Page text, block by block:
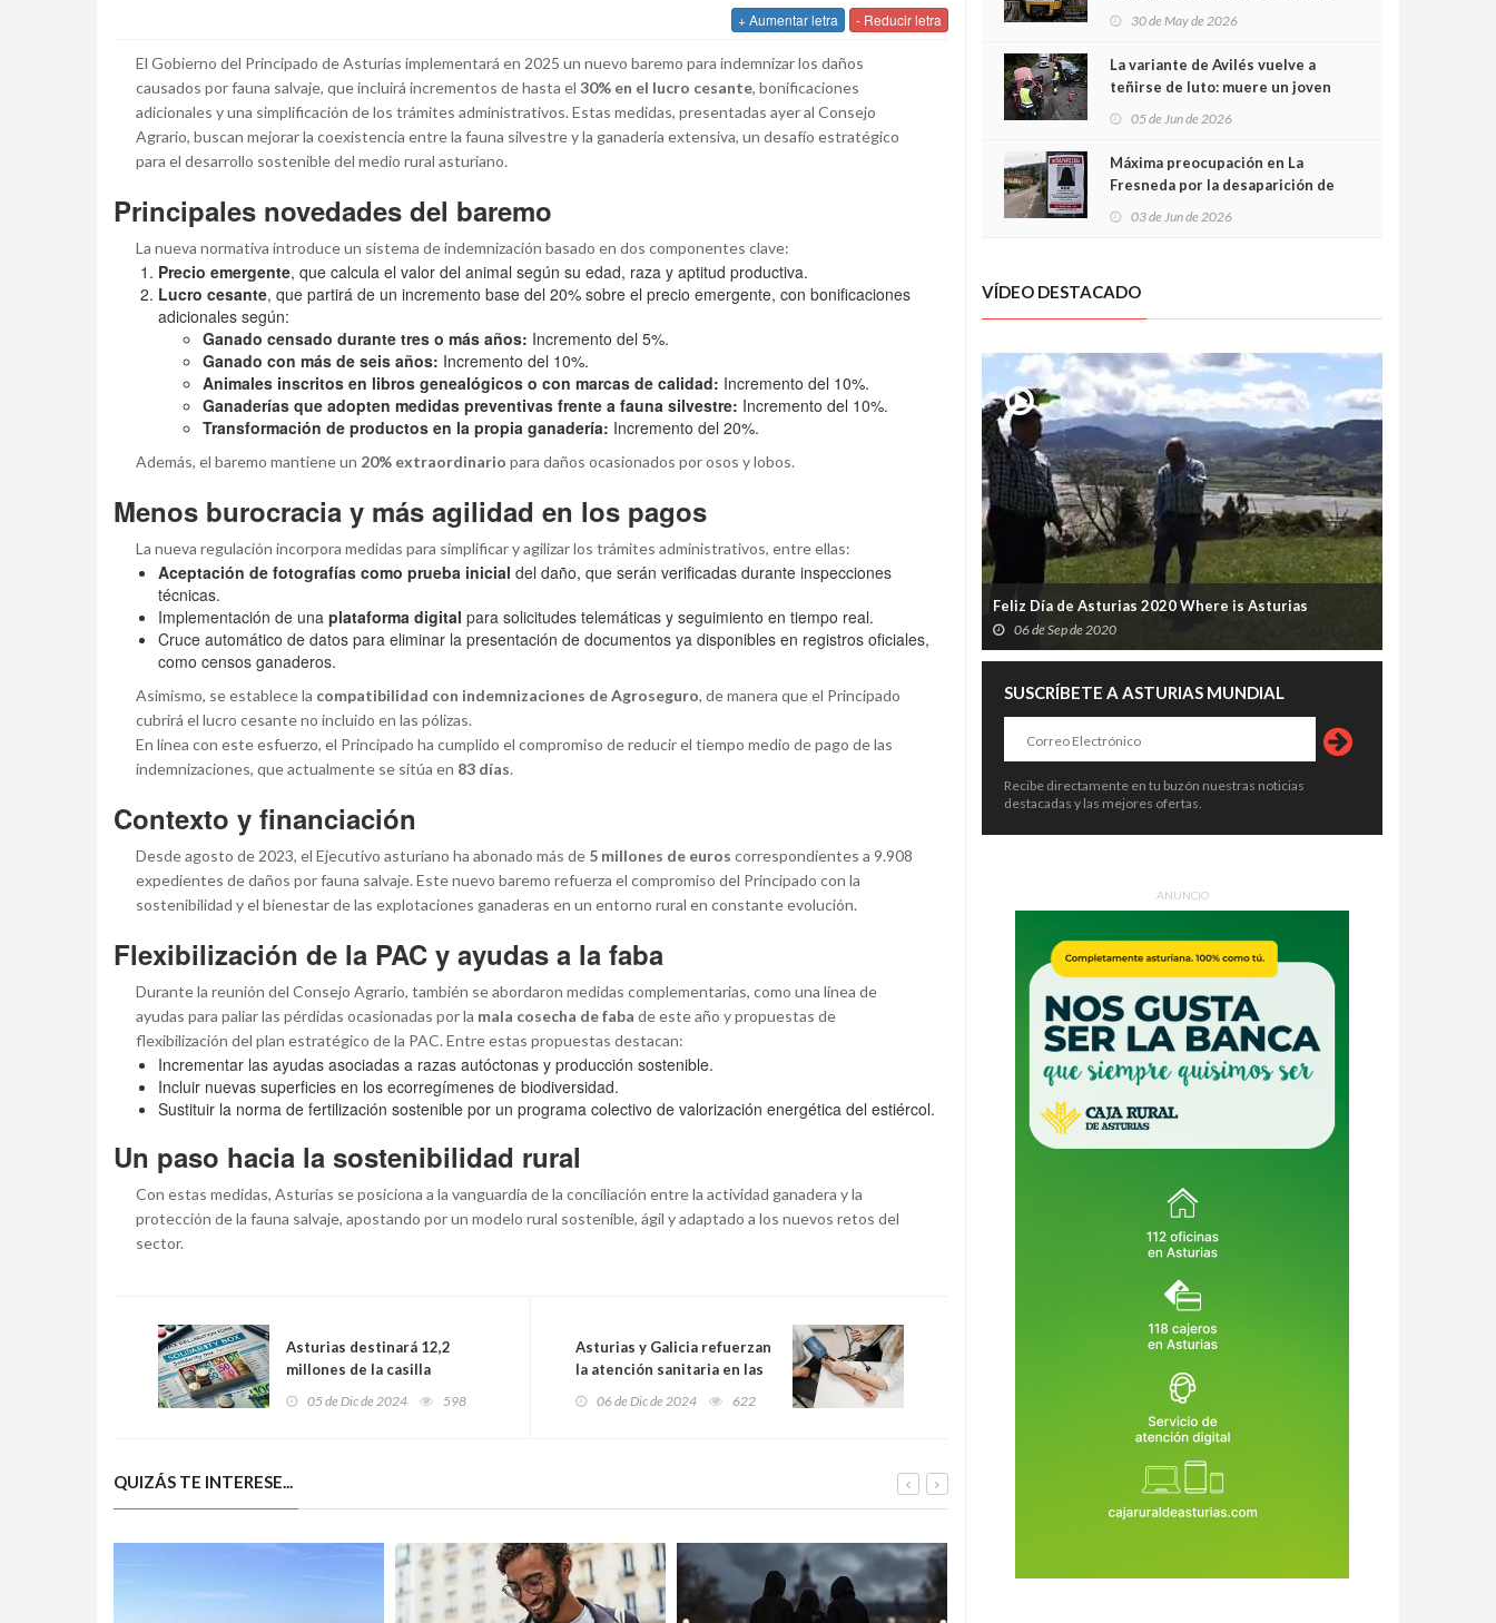
+ Aumentar letra - Reducir letra
El Gobierno del Principado de Asturias implementará en 2025 un nuevo baremo para indemnizar los daños
causados por fauna salvaje, que incluirá incrementos de hasta el 30% en el lucro cesante, bonificaciones
adicionales y una simplificación de los trámites administrativos. Estas medidas, presentadas ayer al Consejo
Agrario, buscan mejorar la coexistencia entre la fauna silvestre y la ganadería extensiva, un desafío estratégico
para el desarrollo sostenible del medio rural asturiano.
Principales novedades del baremo
La nueva normativa introduce un sistema de indemnización basado en dos componentes clave:
Precio emergente, que calcula el valor del animal según su edad, raza y aptitud productiva.
Lucro cesante, que partirá de un incremento base del 20% sobre el precio emergente, con bonificaciones
adicionales según:
Ganado censado durante tres o más años: Incremento del 5%.
Ganado con más de seis años: Incremento del 10%.
Animales inscritos en libros genealógicos o con marcas de calidad: Incremento del 10%.
Ganaderías que adopten medidas preventivas frente a fauna silvestre: Incremento del 10%.
Transformación de productos en la propia ganadería: Incremento del 20%.
Además, el baremo mantiene un 20% extraordinario para daños ocasionados por osos y lobos.
Menos burocracia y más agilidad en los pagos
La nueva regulación incorpora medidas para simplificar y agilizar los trámites administrativos, entre ellas:
Aceptación de fotografías como prueba inicial del daño, que serán verificadas durante inspecciones
técnicas.
Implementación de una plataforma digital para solicitudes telemáticas y seguimiento en tiempo real.
Cruce automático de datos para eliminar la presentación de documentos ya disponibles en registros oficiales,
como censos ganaderos.
Asimismo, se establece la compatibilidad con indemnizaciones de Agroseguro, de manera que el Principado
cubrirá el lucro cesante no incluido en las pólizas.
En línea con este esfuerzo, el Principado ha cumplido el compromiso de reducir el tiempo medio de pago de las
indemnizaciones, que actualmente se sitúa en 83 días.
Contexto y financiación
Desde agosto de 2023, el Ejecutivo asturiano ha abonado más de 5 millones de euros correspondientes a 9.908
expedientes de daños por fauna salvaje. Este nuevo baremo refuerza el compromiso del Principado con la
sostenibilidad y el bienestar de las explotaciones ganaderas en un entorno rural en constante evolución.
Flexibilización de la PAC y ayudas a la faba
Durante la reunión del Consejo Agrario, también se abordaron medidas complementarias, como una línea de
ayudas para paliar las pérdidas ocasionadas por la mala cosecha de faba de este año y propuestas de
flexibilización del plan estratégico de la PAC. Entre estas propuestas destacan:
Incrementar las ayudas asociadas a razas autóctonas y producción sostenible.
Incluir nuevas superficies en los ecorregímenes de biodiversidad.
Sustituir la norma de fertilización sostenible por un programa colectivo de valorización energética del estiércol.
Un paso hacia la sostenibilidad rural
Con estas medidas, Asturias se posiciona a la vanguardia de la conciliación entre la actividad ganadera y la
protección de la fauna salvaje, apostando por un modelo rural sostenible, ágil y adaptado a los nuevos retos del
sector.
Asturias destinará 12,2
millones de la casilla
solidaria del IRPF a
05 de Dic de 2024 598
Asturias y Galicia refuerzan
la atención sanitaria en las
zonas limítrofes con un
06 de Dic de 2024 622
QUIZÁS TE INTERESE...
sobrecoste de los trenes que no
cabían por los túneles
30 de May de 2026
La variante de Avilés vuelve a
teñirse de luto: muere un joven
05 de Jun de 2026
Máxima preocupación en La
Fresneda por la desaparición de
03 de Jun de 2026
VÍDEO DESTACADO
Feliz Día de Asturias 2020 Where is Asturias
06 de Sep de 2020
SUSCRÍBETE A ASTURIAS MUNDIAL
Recibe directamente en tu buzón nuestras noticias
destacadas y las mejores ofertas.
ANUNCIO